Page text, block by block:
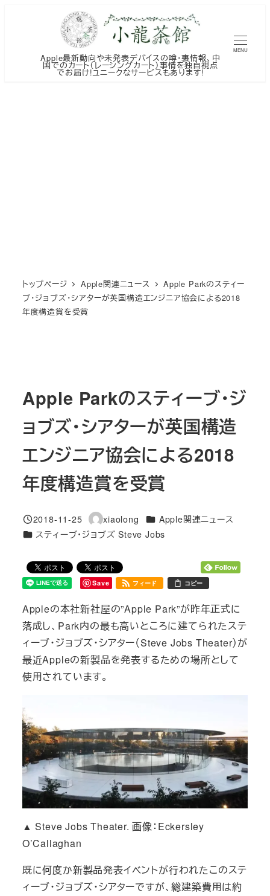
Apple最新動向や未発表デバイスの噂・裏情報、中
国でのカート（レーシングカート）事情を独自視点
でお届け!ユニークなサービスもあります!
MENU
トップページ Apple関連ニュース
Apple Parkのスティー
ブ・ジョブズ・シアターが英国構造エンジニア協会による2018
年度構造賞を受賞
Apple Parkのスティーブ・ジ
ョブズ・シアターが英国構造
エンジニア協会による2018
年度構造賞を受賞
投稿日
2018-11-25
著
者
xiaolong カテゴリー
Apple関連ニュース
カテゴリー
スティーブ・ジョブズ Steve Jobs
Save フィード コピー
Appleの本社新社屋の”Apple Park”が昨年正式に
落成し、Park内の最も高いところに建てられたステ
ィーブ・ジョブズ・シアター（Steve Jobs Theater）が
最近Appleの新製品を発表するための場所として
使用されています。
▲ Steve Jobs Theater. 画像：Eckersley
O’Callaghan
既に何度か新製品発表イベントが行われたこのステ
ィーブ・ジョブズ・シアターですが、総建築費用は約